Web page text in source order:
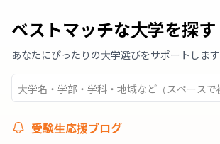
ベストマッチな大学を探す
あなたにぴったりの大学選びをサポートします
受験生応援ブログ